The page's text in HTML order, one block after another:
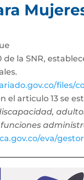
de la SNR,
files/
el articulo 13 se
eva/